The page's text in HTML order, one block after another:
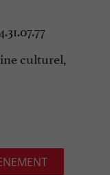
culturel,